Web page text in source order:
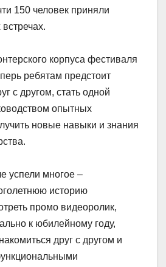
150 человек приняли
корпуса фестиваля
ребятам предстоит
с другом, стать одной
опытных
новые навыки и знания
успели многое –
историю
промо видеоролик,
к юбилейному году,
друг с другом и